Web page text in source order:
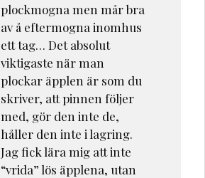
plockmogna men mår bra
av å eftermogna inomhus
ett tag… Det absolut
viktigaste när man
plockar äpplen är som du
skriver, att pinnen följer
med, gör den inte de,
håller den inte i lagring.
Jag fick lära mig att inte
“vrida” lös äpplena, utan